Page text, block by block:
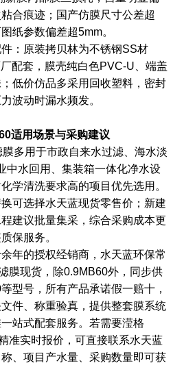
合痕迹；国产仿膜尺寸公差超
纸参数偏差超5mm。
：原装拷贝林为不锈钢SS材
配套，膜壳纯白色PVC-U、端盖
低价仿品多采用回收塑料，密封
波动时漏水频发。
适用场景与采购建议
多用于市政自来水过滤、海水淡
中水回用、集装箱一体化净水设
学清洗要求高的项目优先选用。
可选择水天蓝现货零售价；新建
建议批量集采，综合采购成本更
保服务。
年的授权经销商，水天蓝环保常
膜现货，除0.9MB60外，同步供
型号，所有产品承诺假一赔十，
件、称重验真，提供整套膜系统
站式配套服务。若需要滢格
准实时报价，可直接联系水天蓝
、项目产水量、采购数量即可获